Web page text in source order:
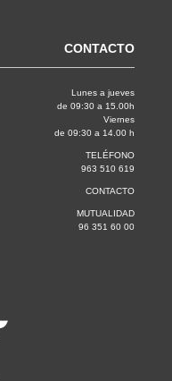
CONTACTO
Lunes a jueves
de 09:30 a 15.00h
Viernes
de 09:30 a 14.00 h
TELÉFONO
963 510 619
CONTACTO
MUTUALIDAD
96 351 60 00